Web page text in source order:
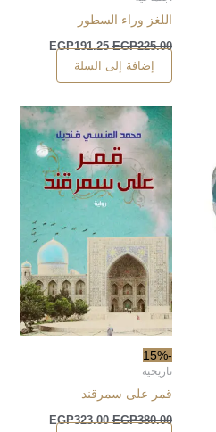
اللغز وراء السطور
EGP225.00
EGP191.25
إضافة إلى السلة
-15%
تاريخية
قمر على سمرقند
EGP380.00
EGP323.00